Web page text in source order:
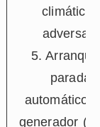
climáticas
adversas.
5.
parada
automáticos
generador